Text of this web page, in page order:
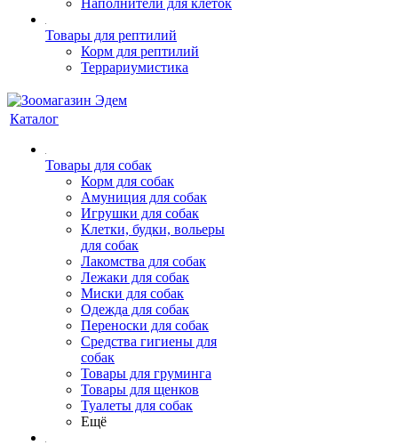
Наполнители для клеток
Товары для рептилий
Корм для рептилий
Террариумистика
Каталог
Товары для собак
Корм для собак
Амуниция для собак
Игрушки для собак
Клетки, будки, вольеры
для собак
Лакомства для собак
Лежаки для собак
Миски для собак
Одежда для собак
Переноски для собак
Средства гигиены для
собак
Товары для груминга
Товары для щенков
Туалеты для собак
Ещё